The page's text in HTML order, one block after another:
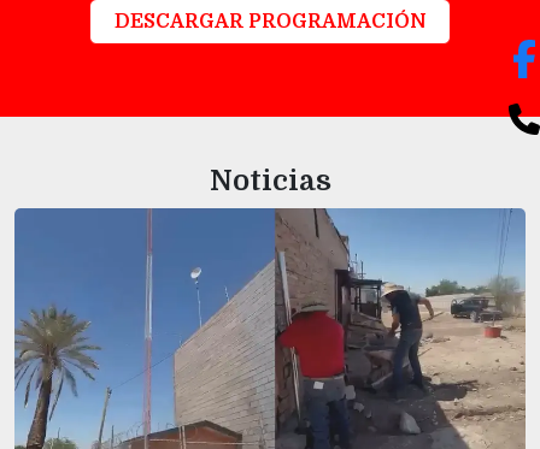
DESCARGAR PROGRAMACIÓN
Noticias